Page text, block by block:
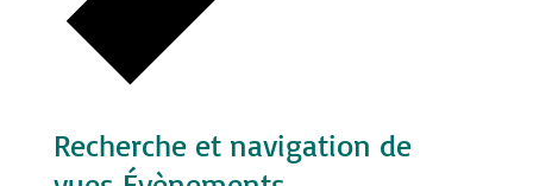
Recherche et navigation de